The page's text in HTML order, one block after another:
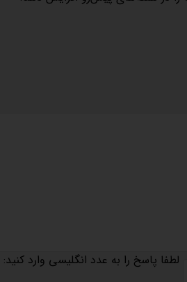
لطفا پاسخ را به عدد انگلیسی وارد کنید: